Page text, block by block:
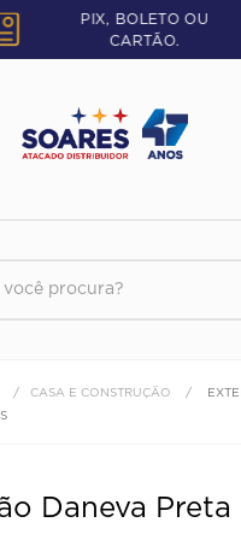
PIX, BOLETO OU
CARTÃO.
procura?
CASA E CONSTRUÇÃO
Daneva Preta